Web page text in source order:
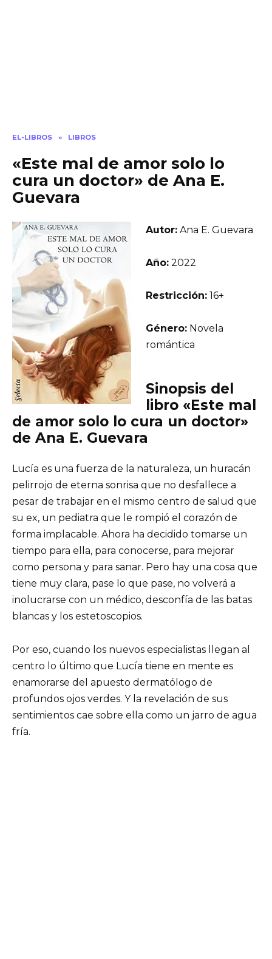
EL-LIBROS » LIBROS
«Este mal de amor solo lo
cura un doctor» de Ana E.
Guevara
Autor: Ana E. Guevara
Año: 2022
Restricción: 16+
Género: Novela
romántica
Sinopsis del
libro «Este mal
de amor solo lo cura un doctor»
de Ana E. Guevara
Lucía es una fuerza de la naturaleza, un huracán
pelirrojo de eterna sonrisa que no desfallece a
pesar de trabajar en el mismo centro de salud que
su ex, un pediatra que le rompió el corazón de
forma implacable. Ahora ha decidido tomarse un
tiempo para ella, para conocerse, para mejorar
como persona y para sanar. Pero hay una cosa que
tiene muy clara, pase lo que pase, no volverá a
inolucrarse con un médico, desconfía de las batas
blancas y los estetoscopios.
Por eso, cuando los nuevos especialistas llegan al
centro lo último que Lucía tiene en mente es
enamorarse del apuesto dermatólogo de
profundos ojos verdes. Y la revelación de sus
sentimientos cae sobre ella como un jarro de agua
fría.